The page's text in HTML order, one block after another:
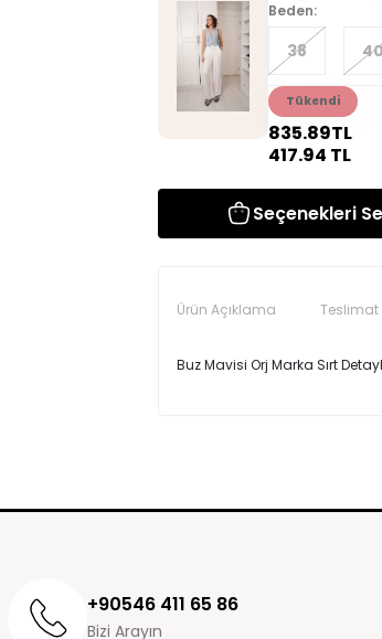
Beden:
38 40
Tükendi
835.89TL
417.94 TL
Seçenekleri
Ürün Açıklama Teslimat
Buz Mavisi Orj Marka Sırt
Ödemenizi kredi kartıyla
tarafından onaylandıktan
+90546 411 65 86
Bizi Arayın